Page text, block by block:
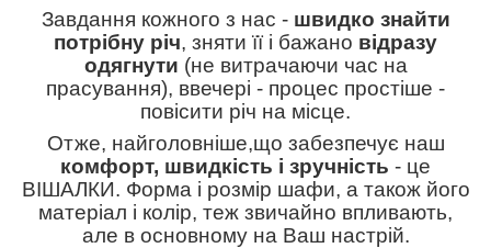
Завдання кожного з нас - швидко знайти
потрібну річ, зняти її і бажано відразу
одягнути (не витрачаючи час на
прасування), ввечері - процес простіше -
повісити річ на місце.
Отже, найголовніше,що забезпечує наш
комфорт, швидкість і зручність - це
ВІШАЛКИ. Форма і розмір шафи, а також його
матеріал і колір, теж звичайно впливають,
але в основному на Ваш настрій.